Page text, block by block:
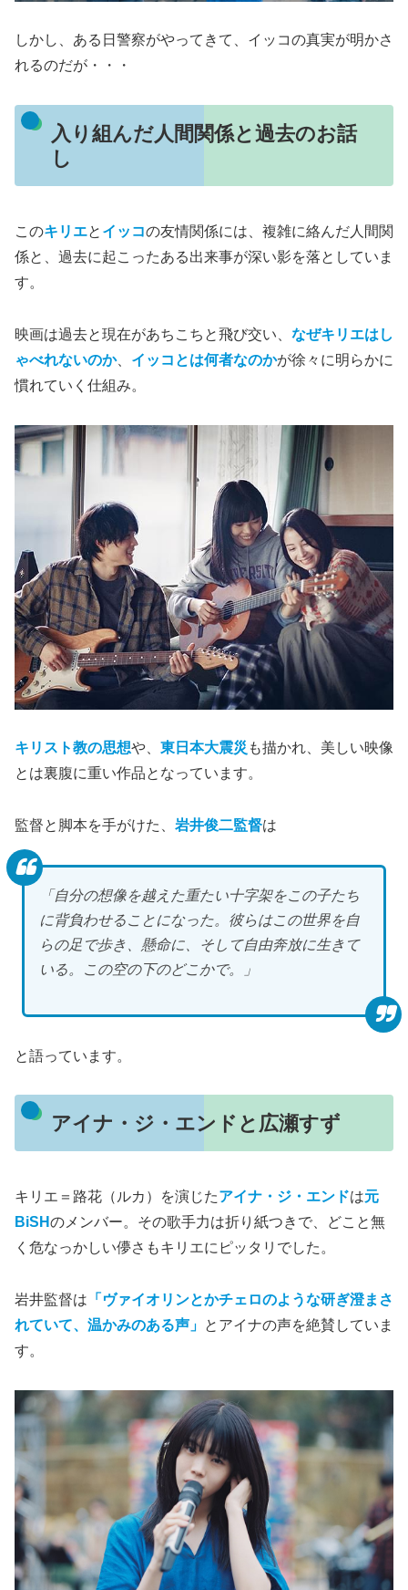
しかし、ある日警察がやってきて、イッコの真実が明かさ
れるのだが・・・
入り組んだ人間関係と過去のお話
し
このキリエと イッコの友情関係には、複雑に絡んだ人間関
係と、過去に起こったある出来事が深い影を落としていま
す。
映画は過去と現在があちこちと飛び交い、 なぜキリエはし
ゃべれないのか、 イッコとは何者なのかが徐々に明らかに
慣れていく仕組み。
キリスト教の思想や、 東日本大震災 も描かれ、美しい映像
とは裏腹に重い作品となっています。
監督と脚本を手がけた、 岩井俊二監督は
「自分の想像を越えた重たい十字架をこの子たち
に背負わせることになった。彼らはこの世界を自
らの足で歩き、懸命に、そして自由奔放に生きて
いる。この空の下のどこかで。」
と語っています。
アイナ・ジ・エンドと広瀬すず
キリエ＝路花（ルカ）を演じたアイナ・ジ・エンドは元
BiSHのメンバー。その歌手力は折り紙つきで、どこと無
く危なっかしい儚さもキリエにピッタリでした。
岩井監督は 「ヴァイオリンとかチェロのような研ぎ澄まさ
れていて、温かみのある声」 とアイナの声を絶賛していま
す。